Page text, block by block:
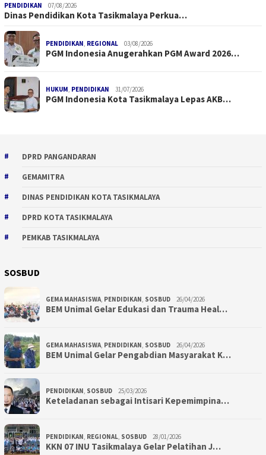
PENDIDIKAN 07/08/2026
Dinas Pendidikan Kota Tasikmalaya Perkua…
PENDIDIKAN REGIONAL 03/08/2026
PGM Indonesia Anugerahkan PGM Award 2026…
HUKUM PENDIDIKAN 31/07/2026
PGM Indonesia Kota Tasikmalaya Lepas AKB…
DPRD PANGANDARAN
GEMAMITRA
DINAS PENDIDIKAN KOTA TASIKMALAYA
DPRD KOTA TASIKMALAYA
PEMKAB TASIKMALAYA
SOSBUD
GEMA MAHASISWA PENDIDIKAN SOSBUD 26/04/2026
BEM Unimal Gelar Edukasi dan Trauma Heal…
GEMA MAHASISWA PENDIDIKAN SOSBUD 26/04/2026
BEM Unimal Gelar Pengabdian Masyarakat K…
PENDIDIKAN SOSBUD 25/03/2026
Keteladanan sebagai Intisari Kepemimpina…
PENDIDIKAN REGIONAL SOSBUD 28/01/2026
KKN 07 INU Tasikmalaya Gelar Pelatihan J…